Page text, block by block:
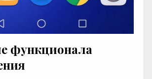
функционала